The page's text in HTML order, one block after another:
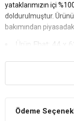
yataklarımızın içi
doldurulmuştur.
bakımından
Ürün Ebat: 44 x
DubexMakaron
elinden gelenin en
etkilerden
Ödeme